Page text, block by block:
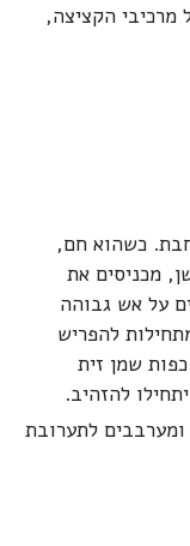
הקציצה,
כשהוא חם,
מכניסים את
על אש גבוהה
להפריש
נוזלים. מוצאים מהמחבת, מוסיפים 2 כפות שמן זית
להזהיב.
לתערובת